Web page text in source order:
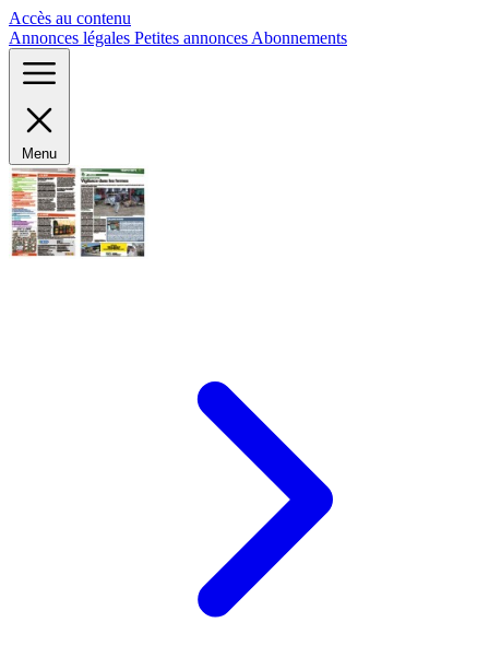
Accès au contenu
Annonces légales Petites annonces Abonnements
Menu
Panneau de gestion des cookies